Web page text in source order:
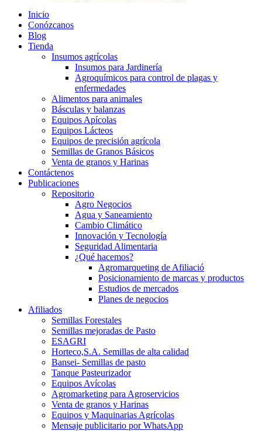
Inicio
Conózcanos
Blog
Tienda
Insumos agrícolas
Insumos para Jardinería
Agroquímicos para control de plagas y
enfermedades
Alimentos para animales
Básculas y balanzas
Equipos Apícolas
Equipos Lácteos
Equipos de precisión agrícola
Semillas de Granos Básicos
Venta de granos y Harinas
Contáctenos
Publicaciones
Repositorio
Agro Negocios
Agua y Saneamiento
Cambio Climático
Innovación y Tecnología
Seguridad Alimentaria
¿Qué hacemos?
Agromarqueting de Afiliació
Posicionamiento de marcas y productos
Estudios de mercados
Planes de negocios
Afiliados
Semillas Forestales
Semillas mejoradas de Pasto
ESAGRI
Horteco,S.A. Semillas de alta calidad
Bansei- Semillas de pasto
Tanque Pasteurizador
Equipos Avícolas
Agromarketing para Agroservicios
Venta de granos y Harinas
Equipos y Maquinarias Agrícolas
Mensaje publicitario por WhatsApp